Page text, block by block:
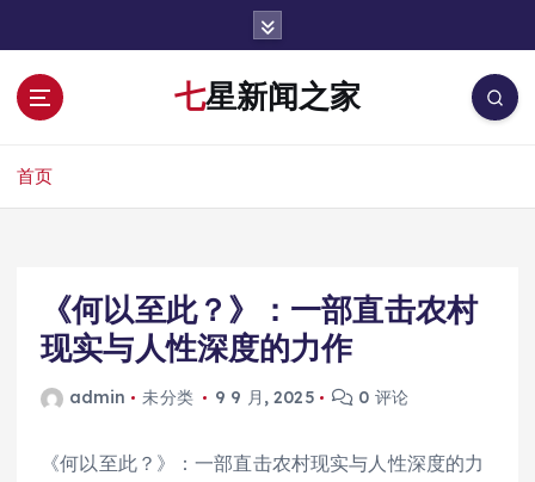
七星新闻之家
首页
《何以至此？》：一部直击农村
现实与人性深度的力作
admin 未分类 9 9 月, 2025 0 评论
《何以至此？》：一部直击农村现实与人性深度的力